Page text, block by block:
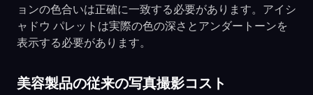
ョンの色合いは正確に一致する必要があります。アイシ
ャドウ パレットは実際の色の深さとアンダートーンを
表示する必要があります。
美容製品の従来の写真撮影コスト